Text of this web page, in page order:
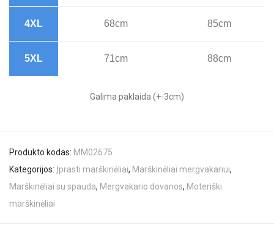
4XL 68cm 85cm
5XL 71cm 88cm
Galima paklaida (+-3cm)
Produkto kodas: MM02675
Kategorijos: Įprasti marškinėliai, Marškinėliai mergvakariui,
Marškinėliai su spauda, Mergvakario dovanos, Moteriški
marškinėliai